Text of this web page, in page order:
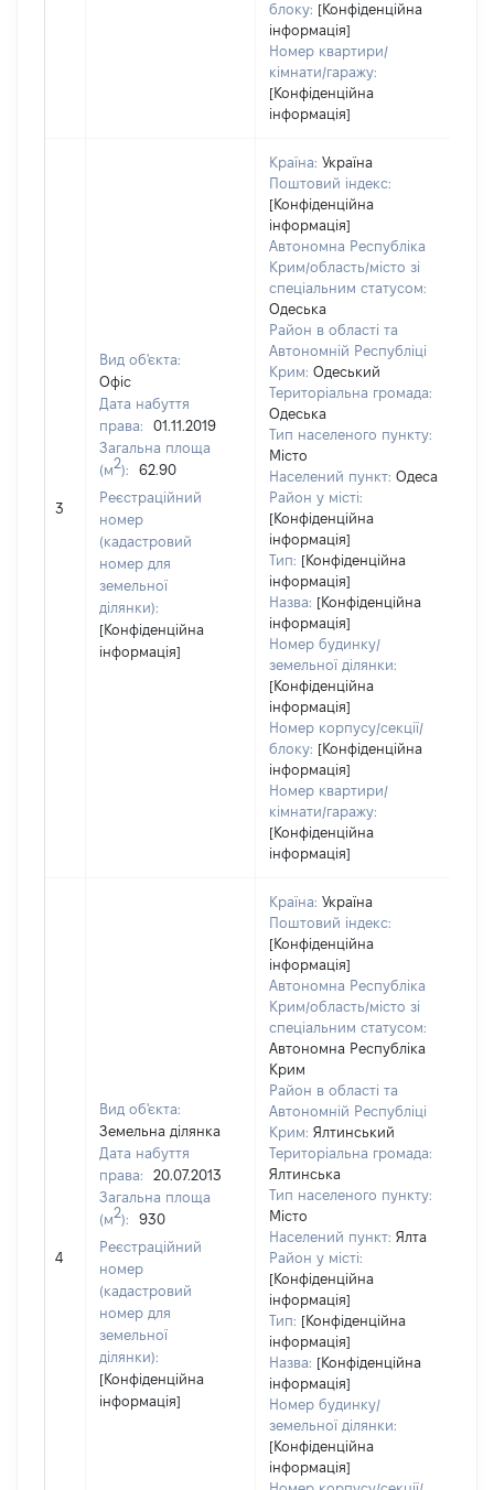
блоку: [Конфіденційна
інформація]
Номер квартири/
кімнати/гаражу:
[Конфіденційна
інформація]
3
Вид об'єкта:
Офіс
Дата набуття
права:
01.11.2019
Загальна площа
(м2):
62.90
Реєстраційний
номер
(кадастровий
номер для
земельної
ділянки):
[Конфіденційна
інформація]
Країна: Україна
Поштовий індекс:
[Конфіденційна
інформація]
Автономна Республіка
Крим/область/місто зі
спеціальним статусом:
Одеська
Район в області та
Автономній Республіці
Крим: Одеський
Територіальна громада:
Одеська
Тип населеного пункту:
Місто
Населений пункт: Одеса
Район у місті:
[Конфіденційна
інформація]
Тип: [Конфіденційна
інформація]
Назва: [Конфіденційна
інформація]
Номер будинку/
земельної ділянки:
[Конфіденційна
інформація]
Номер корпусу/секції/
блоку: [Конфіденційна
інформація]
Номер квартири/
кімнати/гаражу:
[Конфіденційна
інформація]
4
Вид об'єкта:
Земельна ділянка
Дата набуття
права:
20.07.2013
Загальна площа
(м2):
930
Реєстраційний
номер
(кадастровий
номер для
земельної
ділянки):
[Конфіденційна
інформація]
Країна: Україна
Поштовий індекс:
[Конфіденційна
інформація]
Автономна Республіка
Крим/область/місто зі
спеціальним статусом:
Автономна Республіка
Крим
Район в області та
Автономній Республіці
Крим: Ялтинський
Територіальна громада:
Ялтинська
Тип населеного пункту:
Місто
Населений пункт: Ялта
Район у місті:
[Конфіденційна
інформація]
Тип: [Конфіденційна
інформація]
Назва: [Конфіденційна
інформація]
Номер будинку/
земельної ділянки:
[Конфіденційна
інформація]